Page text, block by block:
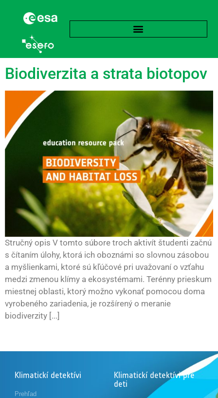
Značka:Odolnosť
Biodiverzita a strata biotopov
Stručný opis V tomto súbore troch aktivít študenti začnú
s čítaním úlohy, ktorá ich oboznámi so slovnou zásobou
a myšlienkami, ktoré sú kľúčové pri uvažovaní o vzťahu
medzi zmenou klímy a ekosystémami. Terénny prieskum
miestnej oblasti, ktorý možno vykonať pomocou doma
vyrobeného zariadenia, je rozšírený o meranie
biodiverzity [...]
Klimatickí detektívi
Prehľad
Klimatickí detektívi pre
deti